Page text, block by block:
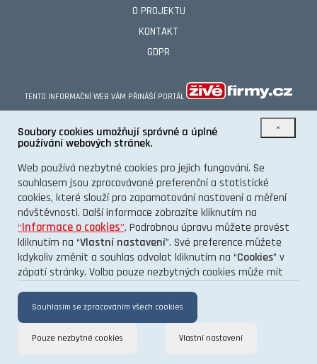
O PROJEKTU
KONTAKT
GDPR
TENTO INFORMAČNÍ WEB VÁM PŘINÁŠÍ PORTÁL
×
Soubory cookies umožňují správné a úplné
používání webových stránek.
Web používá nezbytné cookies pro jejich fungování. Se
souhlasem jsou zpracovávané preferenční a statistické
cookies, které slouží pro zapamatování nastavení a měření
návštěvnosti. Další informace zobrazíte kliknutím na
“Informace o cookies”. Podrobnou úpravu můžete provést
kliknutím na “Vlastní nastavení”. Své preference můžete
kdykoliv změnit a souhlas odvolat kliknutím na “Cookies” v
zápatí stránky. Volba pouze nezbytných cookies může mít
Souhlasím se zpracováním všech cookies
Pouze nezbytné cookies Vlastní nastavení